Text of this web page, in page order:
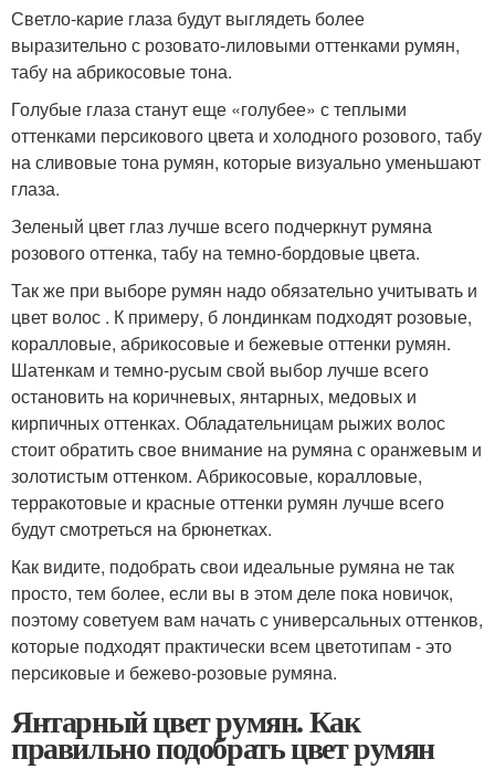
Светло-карие глаза будут выглядеть более
выразительно с розовато-лиловыми оттенками румян,
табу на абрикосовые тона.
Голубые глаза станут еще «голубее» с теплыми
оттенками персикового цвета и холодного розового, табу
на сливовые тона румян, которые визуально уменьшают
глаза.
Зеленый цвет глаз лучше всего подчеркнут румяна
розового оттенка, табу на темно-бордовые цвета.
Так же при выборе румян надо обязательно учитывать и
цвет волос . К примеру, б лондинкам подходят розовые,
коралловые, абрикосовые и бежевые оттенки румян.
Шатенкам и темно-русым свой выбор лучше всего
остановить на коричневых, янтарных, медовых и
кирпичных оттенках. Обладательницам рыжих волос
стоит обратить свое внимание на румяна с оранжевым и
золотистым оттенком. Абрикосовые, коралловые,
терракотовые и красные оттенки румян лучше всего
будут смотреться на брюнетках.
Как видите, подобрать свои идеальные румяна не так
просто, тем более, если вы в этом деле пока новичок,
поэтому советуем вам начать с универсальных оттенков,
которые подходят практически всем цветотипам - это
персиковые и бежево-розовые румяна.
Янтарный цвет румян. Как
правильно подобрать цвет румян